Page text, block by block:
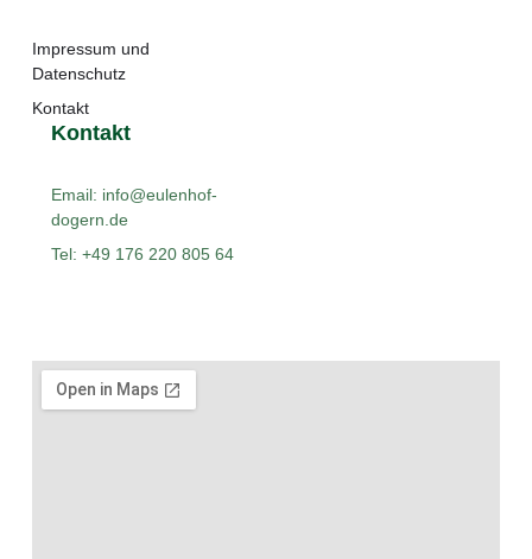
Impressum und
Datenschutz
Kontakt
Kontakt
Email: info@eulenhof-
dogern.de
Tel: +49 176 220 805 64